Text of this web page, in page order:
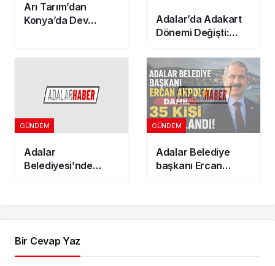
Arı Tarım’dan
Konya’da Dev
Jeotermal Sera
Adalar’da Adakart
Dönemi Değişti:
Gösterenler
İndirimden
Yararlanamayacak
GÜNDEM
Adalar
Belediyesi’nde
GÜNDEM
Adalar Belediye
başkanı Ercan
Bir Cevap Yaz